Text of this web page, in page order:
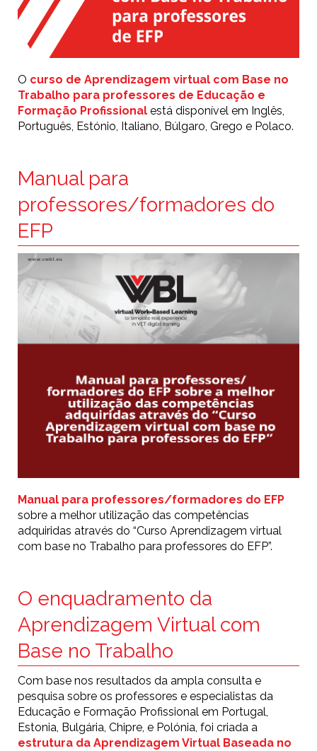
O curso de Aprendizagem virtual com Base no
Trabalho para professores de Educação e
Formação Profissional está disponível em Inglês,
Português, Estónio, Italiano, Búlgaro, Grego e Polaco.
Manual para
professores/formadores do
EFP
Manual para professores/formadores do EFP
sobre a melhor utilização das competências
adquiridas através do “Curso Aprendizagem virtual
com base no Trabalho para professores do EFP”.
O enquadramento da
Aprendizagem Virtual com
Base no Trabalho
Com base nos resultados da ampla consulta e
pesquisa sobre os professores e especialistas da
Educação e Formação Profissional em Portugal,
Estonia, Bulgária, Chipre, e Polónia, foi criada a
estrutura da Aprendizagem Virtual Baseada no